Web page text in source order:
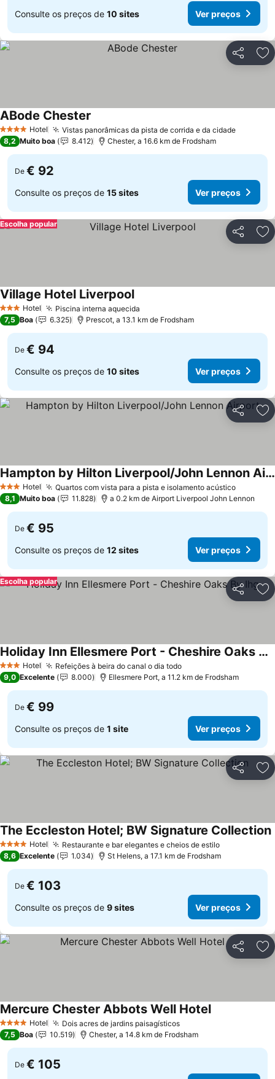
Consulte os preços de 10 sites Ver preços
Partilhar
4 EstrelasHotel Vistas panorâmicas da pista de corrida e da cidadeVer
ABode Chester
8,2 Muito boa 8.412 Chester, a 16.6 km de Frodsham
De € 92
Consulte os preços de 15 sites Ver preços
Partilhar
Escolha popular
3 EstrelasHotel Piscina interna aquecida
Village Hotel LiverpoolVer preços
7,5 Boa 6.325 Prescot, a 13.1 km de Frodsham
De € 94
Consulte os preços de 10 sites Ver preços
Partilhar
3 EstrelasHotel Quartos com vista para a pista e isolamento acústicoVer
Hampton by Hilton Liverpool/John Lennon Airport
Ver preços
8,1 Muito boa 11.828 a 0.2 km de Airport Liverpool John Lennon
De € 95
Consulte os preços de 12 sites Ver preços
Partilhar
Escolha popular
3 EstrelasHotel Refeições à beira do canal o dia todoVer preços
Holiday Inn Ellesmere Port - Cheshire Oaks By Ihg
Ver preços
9,0 Excelente 8.000 Ellesmere Port, a 11.2 km de Frodsham
De € 99
Consulte os preços de 1 site Ver preços
Partilhar
4 EstrelasHotel Restaurante e bar elegantes e cheios de estiloVer preços
The Eccleston Hotel; BW Signature Collection
8,6 Excelente 1.034 St Helens, a 17.1 km de Frodsham
De € 103
Consulte os preços de 9 sites Ver preços
Partilhar
4 EstrelasHotel Dois acres de jardins paisagísticosVer preços
Mercure Chester Abbots Well HotelVer preços
7,5 Boa 10.519 Chester, a 14.8 km de Frodsham
De € 105